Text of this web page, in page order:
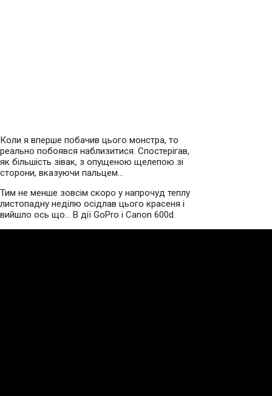
Коли я вперше побачив цього монстра, то
реально побоявся наблизитися. Спостерігав,
як більшість зівак, з опущеною щелепою зі
сторони, вказуючи пальцем…
Тим не менше зовсім скоро у напрочуд теплу
листопадну неділю осідлав цього красеня і
вийшло ось що… В дії GoPro i Canon 600d.